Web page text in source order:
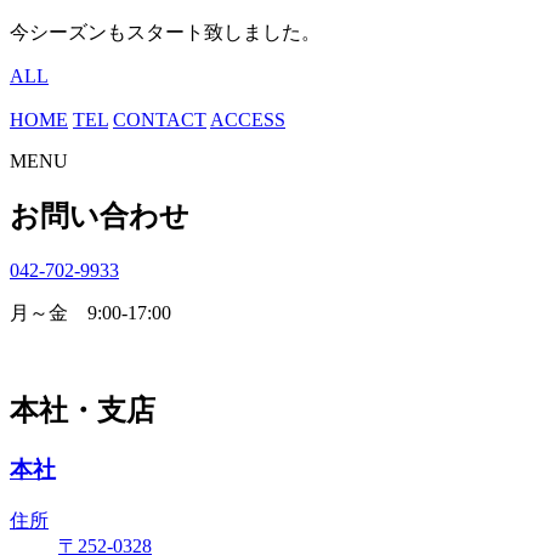
今シーズンもスタート致しました。
ALL
HOME TEL CONTACT ACCESS
MENU
お問い合わせ
042-702-9933
月～金 9:00-17:00
本社・支店
本社
住所
〒252-0328